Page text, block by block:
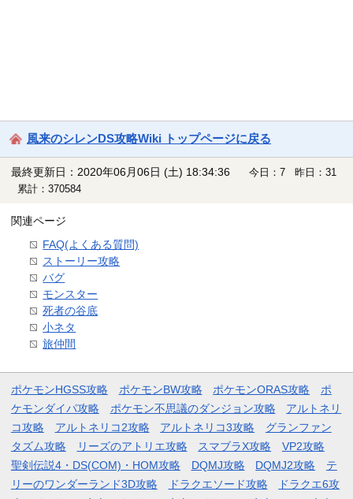
風来のシレンDS攻略Wiki トップページに戻る
最終更新日：2020年06月06日 (土) 18:34:36
今日：7 昨日：31
累計：370584
関連ページ
FAQ(よくある質問)
ストーリー攻略
バグ
モンスター
死者の谷底
小ネタ
旅仲間
ポケモンHGSS攻略 ポケモンBW攻略 ポケモンORAS攻略
ポ
ケモンダイパ攻略
ポケモン不思議のダンジョン攻略
アルトネリ
コ攻略
アルトネリコ2攻略 アルトネリコ3攻略
グランファン
タズム攻略
リーズのアトリエ攻略 スマブラX攻略
VP2攻略
聖剣伝説4・DS(COM)・HOM攻略
DQMJ攻略 DQMJ2攻略
テ
リーのワンダーランド3D攻略
ドラクエソード攻略
ドラクエ6攻